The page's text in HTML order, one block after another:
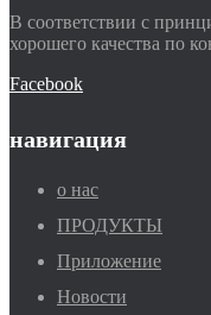
В соответствии с
хорошего качества по
Facebook
навигация
о нас
ПРОДУКТЫ
Приложение
Новости